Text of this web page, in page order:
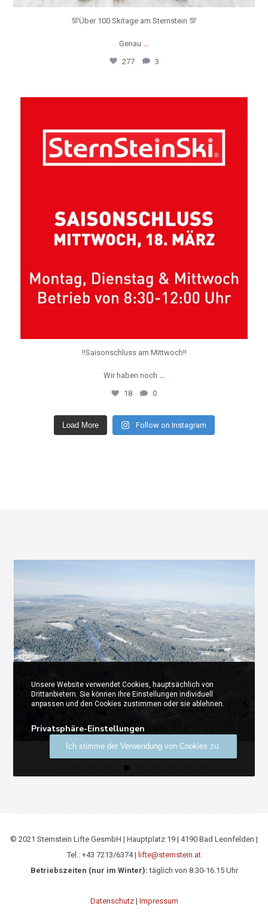
💯Über 100 Skitage am Sternstein 💯
Genau ...
277 3
Wir haben noch...
Mrz 16
‼Saisonschluss am Mittwoch‼
Wir haben noch ...
18 0
Load More Follow on Instagram
© 2021 Sternstein Lifte GesmbH | Hauptplatz 19 | 4190 Bad Leonfelden |
Tel.: +43 7213/6374 | lifte@sternstein.at
Betriebszeiten (nur im Winter): täglich von 8.30-16.15 Uhr
Datenschutz| Impressum
Unsere Website verwendet Cookies, hauptsächlich von
Drittanbietern. Sie können Ihre Einstellungen individuell
anpassen und den Cookies zustimmen oder sie ablehnen.
Privatsphäre-Einstellungen
Ich stimme der Verwendung von Cookies zu.